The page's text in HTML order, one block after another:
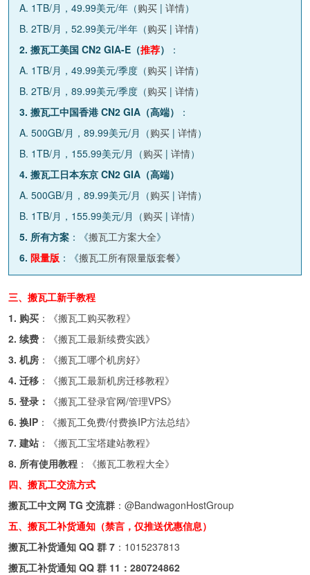
A. 1TB/月，49.99美元/年（购买 | 详情）
B. 2TB/月，52.99美元/半年（购买 | 详情）
2. 搬瓦工美国 CN2 GIA-E（推荐）
：
A. 1TB/月，49.99美元/季度（购买 | 详情）
B. 2TB/月，89.99美元/季度（购买 | 详情）
3. 搬瓦工中国香港 CN2 GIA（高端）
：
A. 500GB/月，89.99美元/月（购买 | 详情）
B. 1TB/月，155.99美元/月（购买 | 详情）
4. 搬瓦工日本东京 CN2 GIA（高端）
A. 500GB/月，89.99美元/月（购买 | 详情）
B. 1TB/月，155.99美元/月（购买 | 详情）
5. 所有方案 ：《搬瓦工方案大全》
6. 限量版 ：《搬瓦工所有限量版套餐》
三、搬瓦工新手教程
1. 购买 ：《搬瓦工购买教程》
2. 续费 ：《搬瓦工最新续费实践》
3. 机房 ：《搬瓦工哪个机房好》
4. 迁移 ：《搬瓦工最新机房迁移教程》
5. 登录：
《搬瓦工登录官网/管理VPS》
6. 换IP ：《搬瓦工免费/付费换IP方法总结》
7. 建站 ：《搬瓦工宝塔建站教程》
8. 所有使用教程 ：《搬瓦工教程大全》
四、搬瓦工交流方式
搬瓦工中文网 TG 交流群 ： @BandwagonHostGroup
五、搬瓦工补货通知（禁言，仅推送优惠信息）
搬瓦工补货通知 QQ 群 7 ： 1015237813
搬瓦工补货通知 QQ 群 11： 280724862